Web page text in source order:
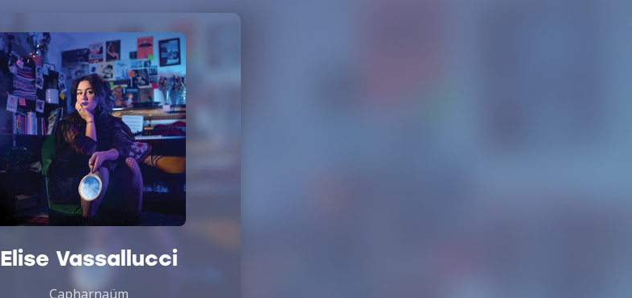
Elise Vassallucci
Capharnaüm